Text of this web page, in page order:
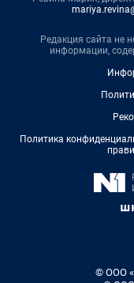
Редакция сайта не
информации,
Политика
© ООО